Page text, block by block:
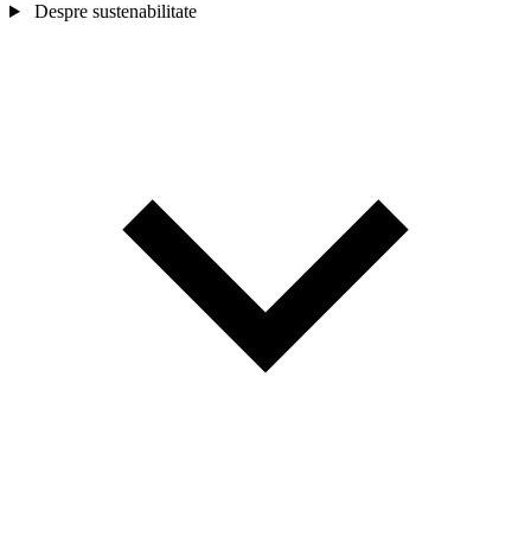
Despre sustenabilitate